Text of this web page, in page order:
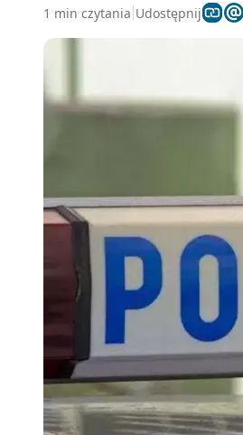
1 min czytania Udostępnij